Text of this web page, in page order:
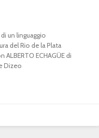
un linguaggio
del Rio de la Plata
ALBERTO ECHAGÜE di
Dizeo